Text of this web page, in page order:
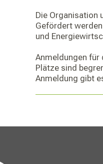
Die Organisation
Gefördert
und
Anmeldungen für
Plätze sind
Anmeldung gibt